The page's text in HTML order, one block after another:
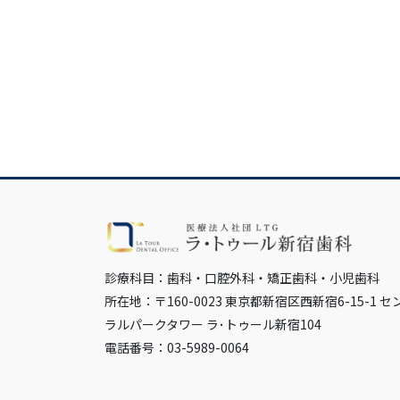
診療科目：歯科・口腔外科・矯正歯科・小児歯科
所在地：〒160-0023 東京都新宿区西新宿6-15-1 セ
ラルパークタワー ラ･トゥール新宿104
電話番号：03-5989-0064